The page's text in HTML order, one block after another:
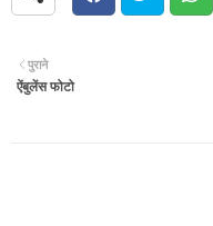
पुराने
ऐंबुलेंस फोटो